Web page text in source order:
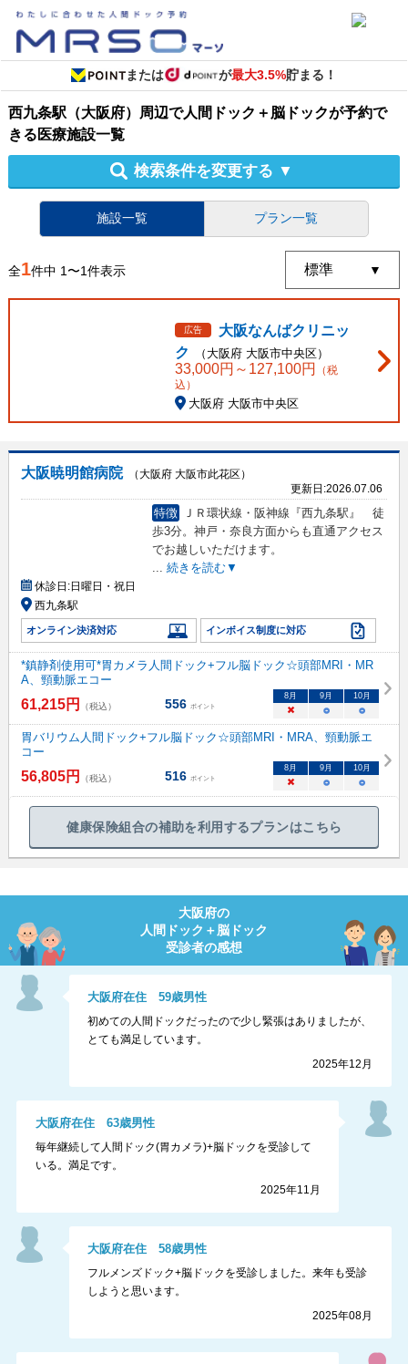
または が最大3.5%貯まる！
西九条駅（大阪府）周辺で人間ドック＋脳ドックが予約で
きる医療施設一覧
検索条件を変更する ▼
施設一覧 プラン一覧
全1件中 1〜1件表示
広告
大阪なんばクリニッ
ク
（ 大阪府 大阪市中央区）
33,000円～ 127,100円
（税
込）
大阪府 大阪市中央区
大阪暁明館病院
（大阪府 大阪市此花区）
更新日:2026.07.06
特徴
ＪＲ環状線・阪神線『西九条駅』 徒
歩3分。神戸・奈良方面からも直通アクセス
でお越しいただけます。
... 続きを読む▼
休診日:日曜日・祝日
西九条駅
オンライン決済対応 インボイス制度に対応
*鎮静剤使用可*胃カメラ人間ドック+フル脳ドック☆頭部MRI・MR
A、頸動脈エコー
61,215円 （税込） 556 ポイント
8月 9月 10月
× ○ ○
胃バリウム人間ドック+フル脳ドック☆頭部MRI・MRA、頸動脈エ
コー
56,805円 （税込） 516 ポイント
8月 9月 10月
× ○ ○
健康保険組合の補助を利用するプランはこちら
大阪府の
人間ドック＋脳ドック
受診者の感想
大阪府在住59歳男性
初めての人間ドックだったので少し緊張はありましたが、
とても満足しています。
2025年12月
大阪府在住 63歳男性
毎年継続して人間ドック(胃カメラ)+脳ドックを受診して
いる。満足です。
2025年11月
大阪府在住58歳男性
フルメンズドック+脳ドックを受診しました。来年も受診
しようと思います。
2025年08月